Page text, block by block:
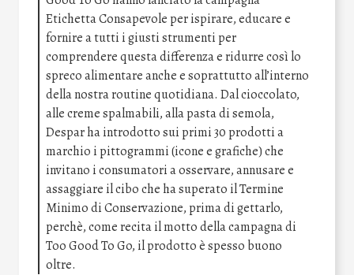
Etichetta Consapevole per ispirare, educare e
fornire a tutti i giusti strumenti per
comprendere questa differenza e ridurre così lo
spreco alimentare anche e soprattutto all’interno
della nostra routine quotidiana. Dal cioccolato,
alle creme spalmabili, alla pasta di semola,
Despar ha introdotto sui primi 30 prodotti a
marchio i pittogrammi (icone e grafiche) che
invitano i consumatori a osservare, annusare e
assaggiare il cibo che ha superato il Termine
Minimo di Conservazione, prima di gettarlo,
perchè, come recita il motto della campagna di
Too Good To Go, il prodotto è spesso buono
oltre.